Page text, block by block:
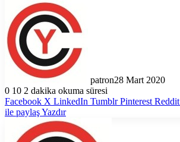
patron28 Mart 2020
0 10 2 dakika okuma süresi
Facebook X LinkedIn Tumblr Pinterest Reddit
ile paylaşYazdır